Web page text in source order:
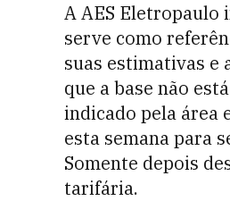
A AES Eletropaulo
serve como
suas estimativas e
que a base não
indicado pela área
esta semana para
Somente depois
tarifária.